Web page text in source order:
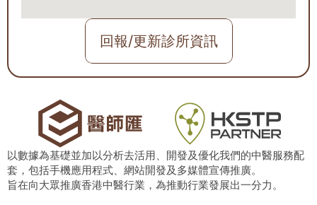
回報/更新診所資訊
以數據為基礎並加以分析去活用、開發及優化我們的中醫服務配
套，包括手機應用程式、網站開發及多媒體宣傳推廣。
旨在向大眾推廣香港中醫行業，為推動行業發展出一分力。